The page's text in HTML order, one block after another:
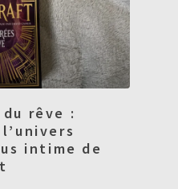
rêve :
intime de